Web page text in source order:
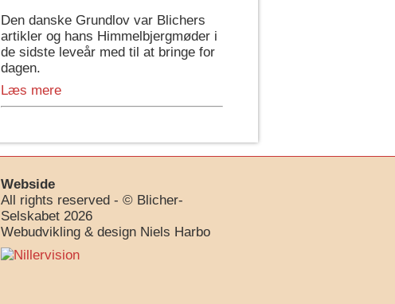
Den danske Grundlov var Blichers
artikler og hans Himmelbjergmøder i
de sidste leveår med til at bringe for
dagen.
Læs mere
Webside
All rights reserved - © Blicher-
Selskabet 2026
Webudvikling & design Niels Harbo